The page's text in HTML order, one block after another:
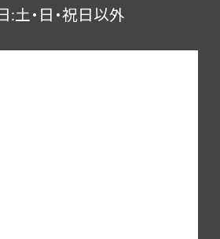
:土・日・祝日以外